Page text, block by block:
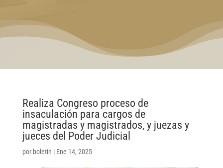
Realiza Congreso proceso de
insaculación para cargos de
magistradas y magistrados, y juezas y
jueces del Poder Judicial
por boletin | Ene 14, 2025